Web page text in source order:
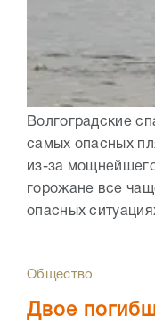
Волгоградские
самых опасных
из-за
горожане все
опасных
Общество
Двое